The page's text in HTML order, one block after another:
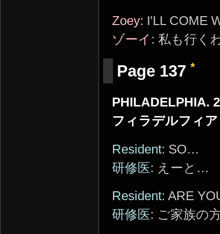
Zoey: I'LL COME
ゾーイ : 私も行く
Page 137 *
PHILADELPHIA.
フィラデルフィ
Resident: SO…
研修医: えーと…
Resident: ARE
研修医: ご家族の